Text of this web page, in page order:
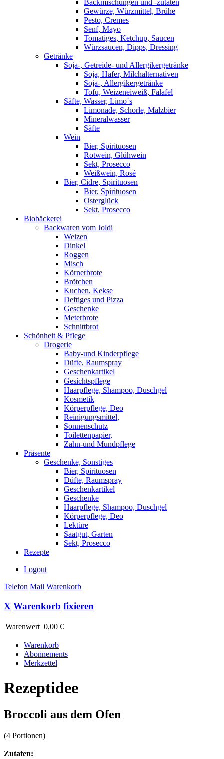
Backmischungen und -zutaten
Gewürze, Würzmittel, Brühe
Pesto, Cremes
Senf, Mayo
Tomatiges, Ketchup, Saucen
Würzsaucen, Dipps, Dressing
Getränke
Soja-, Getreide- und Allergikergetränke
Soja, Hafer, Milchalternativen
Soja-, Allergikergetränke
Tofu, Weizeneiweiß, Falafel
Säfte, Wasser, Limo´s
Limonade, Schorle, Malzbier
Mineralwasser
Säfte
Wein
Bier, Spirituosen
Rotwein, Glühwein
Sekt, Prosecco
Weißwein, Rosé
Bier, Cidre, Spirituosen
Bier, Spirituosen
Osterglück
Sekt, Prosecco
Biobäckerei
Backwaren vom Joldi
Weizen
Dinkel
Roggen
Misch
Körnerbrote
Brötchen
Kuchen, Kekse
Deftiges und Pizza
Geschenke
Meterbrote
Schnittbrot
Schönheit & Pflege
Drogerie
Baby-und Kinderpflege
Düfte, Raumspray
Geschenkartikel
Gesichtspflege
Haarpflege, Shampoo, Duschgel
Kosmetik
Körperpflege, Deo
Reinigungsmittel,
Sonnenschutz
Toilettenpapier,
Zahn-und Mundpflege
Präsente
Geschenke, Sonstiges
Bier, Spirituosen
Düfte, Raumspray
Geschenkartikel
Geschenke
Haarpflege, Shampoo, Duschgel
Körperpflege, Deo
Lektüre
Saatgut, Garten
Sekt, Prosecco
Rezepte
Logout
Telefon Mail Warenkorb
X Warenkorb fixieren
Warenwert 0,00 €
Warenkorb
Abonnements
Merkzettel
Rezeptidee
Broccoli aus dem Ofen
(4 Portionen)
Zutaten: